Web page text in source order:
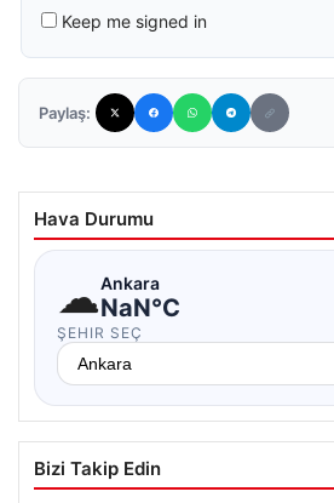
Keep me signed in
Paylaş:
Hava Durumu
☁Ankara
NaN°C
ŞEHIR SEÇ
Bizi Takip Edin